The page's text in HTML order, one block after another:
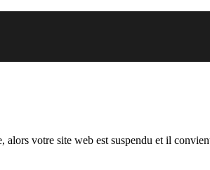
votre site web est suspendu et il